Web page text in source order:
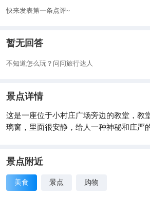
快来发表第一条点评~
暂无回答
不知道怎么玩？问问旅行达人
景点详情
这是一座位于小村庄广场旁边的教堂，教
璃窗，里面很安静，给人一种神秘和庄严
景点附近
美食 景点 购物